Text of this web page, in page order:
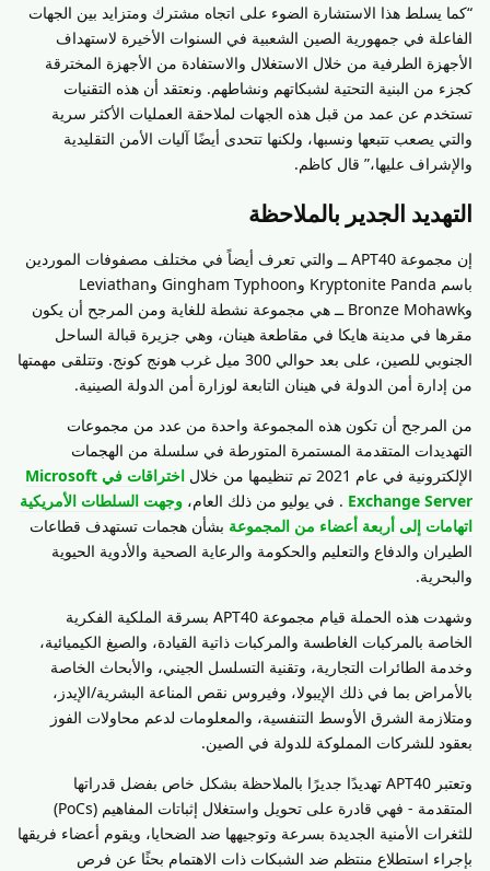
“كما يسلط هذا الاستشارة الضوء على اتجاه مشترك ومتزايد بين الجهات
الفاعلة في جمهورية الصين الشعبية في السنوات الأخيرة لاستهداف
الأجهزة الطرفية من خلال الاستغلال والاستفادة من الأجهزة المخترقة
كجزء من البنية التحتية لشبكاتهم ونشاطهم. ونعتقد أن هذه التقنيات
تستخدم عن عمد من قبل هذه الجهات لملاحقة العمليات الأكثر سرية
والتي يصعب تتبعها ونسبها، ولكنها تتحدى أيضًا آليات الأمن التقليدية
والإشراف عليها،” قال كاظم.
التهديد الجدير بالملاحظة
إن مجموعة APT40 ــ والتي تعرف أيضاً في مختلف مصفوفات الموردين
باسم Kryptonite Panda وGingham Typhoon وLeviathan
وBronze Mohawk ــ هي مجموعة نشطة للغاية ومن المرجح أن يكون
مقرها في مدينة هايكا في مقاطعة هينان، وهي جزيرة قبالة الساحل
الجنوبي للصين، على بعد حوالي 300 ميل غرب هونج كونج. وتتلقى مهمتها
من إدارة أمن الدولة في هينان التابعة لوزارة أمن الدولة الصينية.
من المرجح أن تكون هذه المجموعة واحدة من عدد من مجموعات
التهديدات المتقدمة المستمرة المتورطة في سلسلة من الهجمات
الإلكترونية في عام 2021 تم تنظيمها من خلال
اختراقات في Microsoft
Exchange Server . في يوليو من ذلك العام، وجهت السلطات الأمريكية
اتهامات إلى أربعة أعضاء من المجموعة بشأن هجمات تستهدف قطاعات
الطيران والدفاع والتعليم والحكومة والرعاية الصحية والأدوية الحيوية
والبحرية.
وشهدت هذه الحملة قيام مجموعة APT40 بسرقة الملكية الفكرية
الخاصة بالمركبات الغاطسة والمركبات ذاتية القيادة، والصيغ الكيميائية،
وخدمة الطائرات التجارية، وتقنية التسلسل الجيني، والأبحاث الخاصة
بالأمراض بما في ذلك الإيبولا، وفيروس نقص المناعة البشرية/الإيدز،
ومتلازمة الشرق الأوسط التنفسية، والمعلومات لدعم محاولات الفوز
بعقود للشركات المملوكة للدولة في الصين.
وتعتبر APT40 تهديدًا جديرًا بالملاحظة بشكل خاص بفضل قدراتها
المتقدمة - فهي قادرة على تحويل واستغلال إثباتات المفاهيم (PoCs)
للثغرات الأمنية الجديدة بسرعة وتوجيهها ضد الضحايا، ويقوم أعضاء فريقها
بإجراء استطلاع منتظم ضد الشبكات ذات الاهتمام بحثًا عن فرص